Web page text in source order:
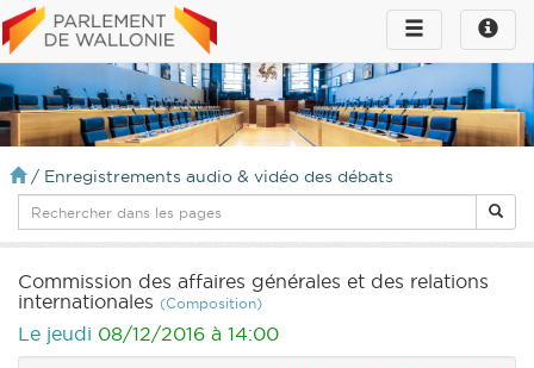
Toggle
infos
Toggle
navigation
/ Enregistrements audio & vidéo des débats
Commission des affaires générales et des relations
internationales (Composition)
Le jeudi 08/12/2016 à 14:00